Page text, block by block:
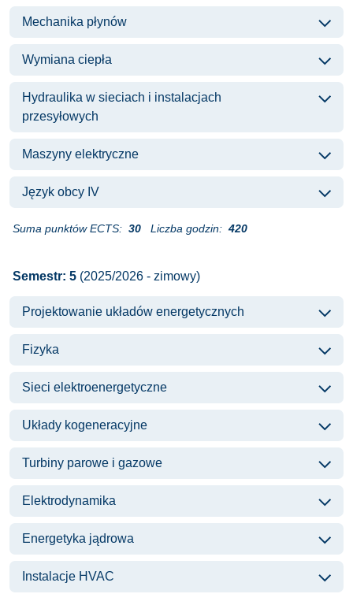
Mechanika płynów
Wymiana ciepła
Hydraulika w sieciach i instalacjach
przesyłowych
Maszyny elektryczne
Język obcy IV
Suma punktów ECTS: 30 Liczba godzin: 420
Semestr: 5 (2025/2026 - zimowy)
Projektowanie układów energetycznych
Fizyka
Sieci elektroenergetyczne
Układy kogeneracyjne
Turbiny parowe i gazowe
Elektrodynamika
Energetyka jądrowa
Instalacje HVAC